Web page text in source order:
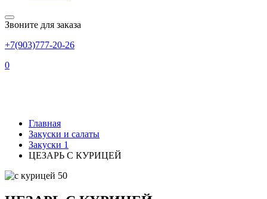
Звоните для заказа
+7(903)777-20-26
0
Главная
Закуски и салаты
Закуски 1
ЦЕЗАРЬ С КУРИЦЕЙ